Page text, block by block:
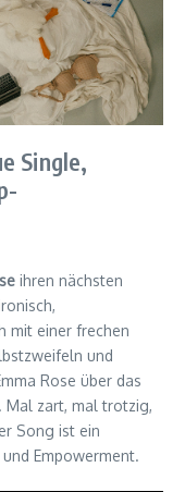
Single,
ihren nächsten
mit einer frechen
und
Rose über das
Mal zart, mal trotzig,
Song ist ein
Empowerment.